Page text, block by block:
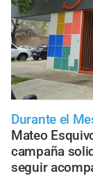
Durante el
Mateo
campaña
seguir